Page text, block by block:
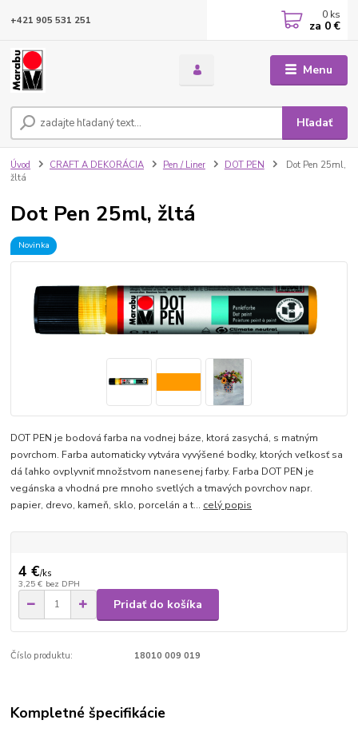
Menu
Hľadať
+421 905 531 251 0 ks
za 0 €
Úvod CRAFT A DEKORÁCIA Pen / Liner DOT PEN
Dot Pen 25ml,
žltá
Dot Pen 25ml, žltá
Novinka
DOT PEN je bodová farba na vodnej báze, ktorá zasychá, s matným
povrchom. Farba automaticky vytvára vyvýšené bodky, ktorých veľkosť sa
dá ľahko ovplyvniť množstvom nanesenej farby. Farba DOT PEN je
vegánska a vhodná pre mnoho svetlých a tmavých povrchov napr.
papier, drevo, kameň, sklo, porcelán a t... celý popis
4 €/ks
3,25 € bez DPH
Pridať do košíka
Číslo produktu: 18010 009 019
Kompletné špecifikácie